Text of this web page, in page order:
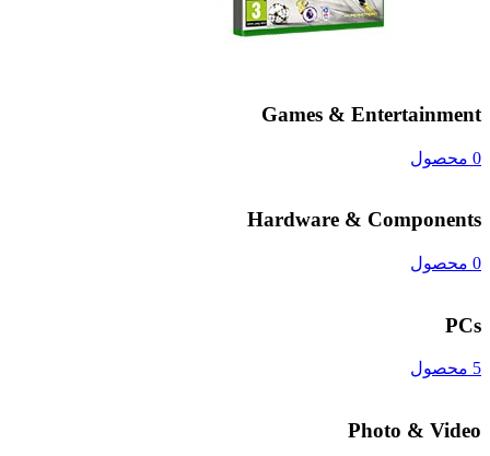
Games & Entertainment
0 محصول
Hardware & Components
0 محصول
PCs
5 محصول
Photo & Video